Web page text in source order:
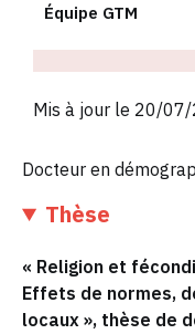
Docteur en
Thèse
« Religion et
Effets de normes,
locaux », thèse de
Équipe GTM
Mis à jour le 20/